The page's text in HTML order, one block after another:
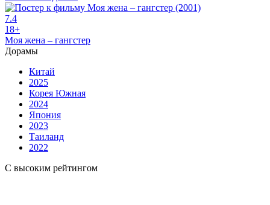
7.4
18+
Моя жена – гангстер
Дорамы
Китай
2025
Корея Южная
2024
Япония
2023
Таиланд
2022
С высоким рейтингом